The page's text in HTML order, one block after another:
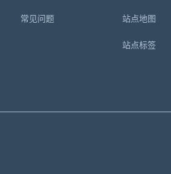
常见问题 站点地图
站点标签